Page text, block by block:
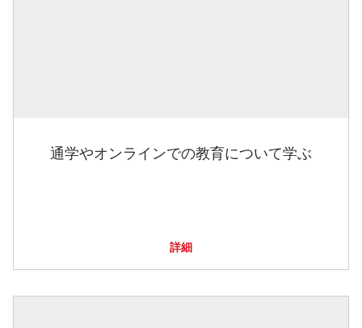
通学やオンラインでの教育について学ぶ
詳細